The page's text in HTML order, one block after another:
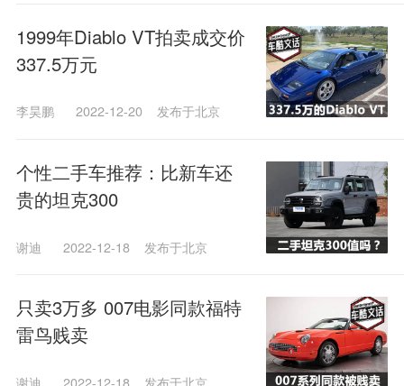
1999年Diablo VT拍卖成交价
337.5万元
李昊鹏 2022-12-20 发布于北京
个性二手车推荐：比新车还
贵的坦克300
谢迪 2022-12-18 发布于北京
只卖3万多 007电影同款福特
雷鸟贱卖
谢迪 2022-12-18 发布于北京